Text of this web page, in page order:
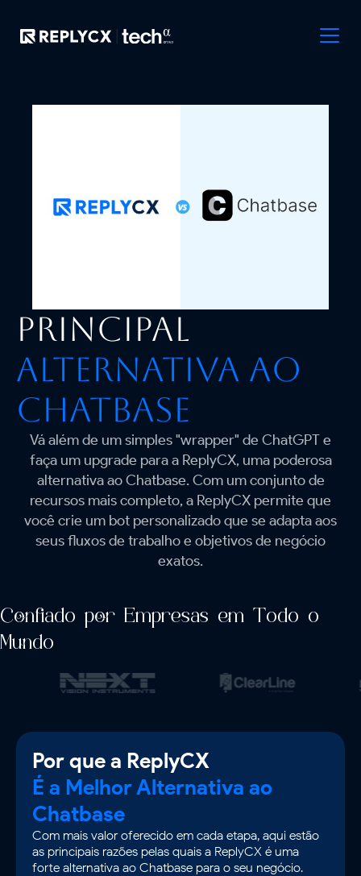
Principal
Alternativa ao
Chatbase
Vá além de um simples "wrapper" de ChatGPT e
faça um upgrade para a ReplyCX, uma poderosa
alternativa ao Chatbase. Com um conjunto de
recursos mais completo, a ReplyCX permite que
você crie um bot personalizado que se adapta aos
seus fluxos de trabalho e objetivos de negócio
exatos.
Confiado por Empresas em Todo o
Mundo
Por que a ReplyCX
É a Melhor Alternativa ao
Chatbase
Com mais valor oferecido em cada etapa, aqui estão
as principais razões pelas quais a ReplyCX é uma
forte alternativa ao Chatbase para o seu negócio.